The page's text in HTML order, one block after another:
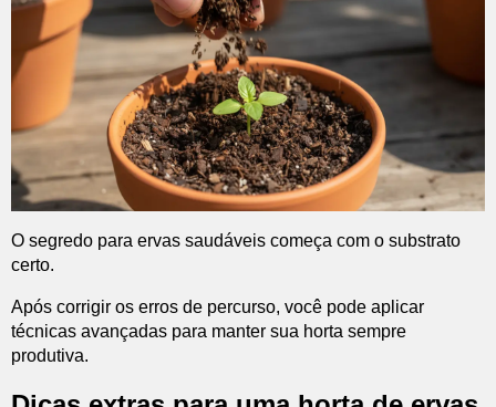
O segredo para ervas saudáveis começa com o substrato
certo.
Após corrigir os erros de percurso, você pode aplicar
técnicas avançadas para manter sua horta sempre
produtiva.